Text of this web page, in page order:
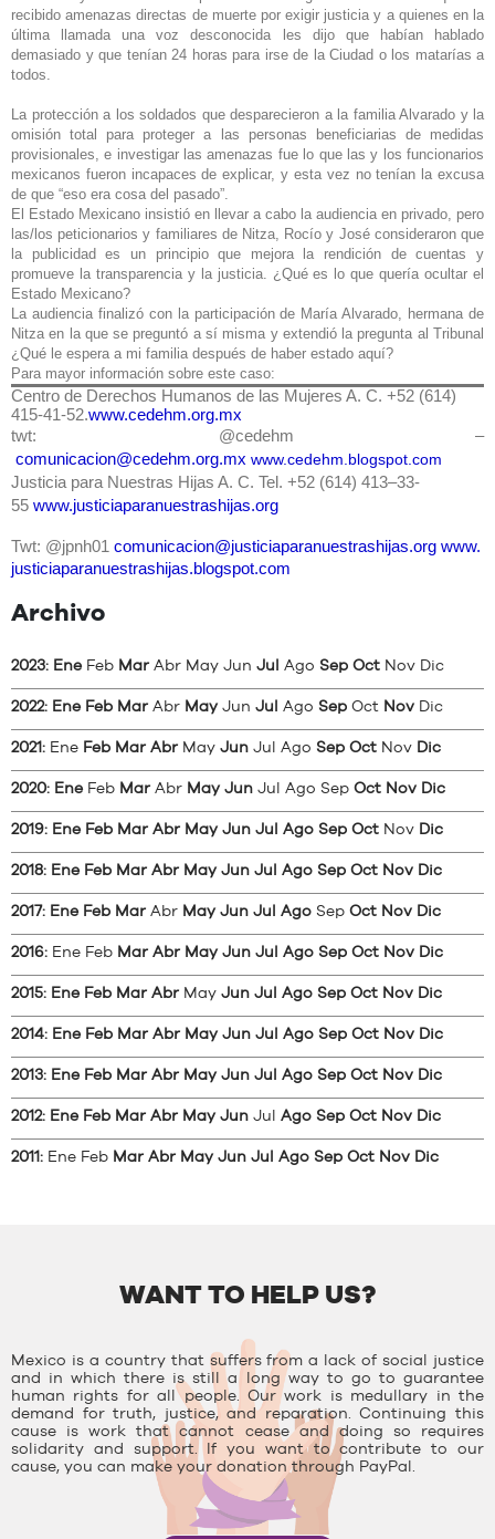
recibido amenazas directas de muerte por exigir justicia y a quienes en la
última llamada una voz desconocida les dijo que habían hablado
demasiado y que tenían 24 horas para irse de la Ciudad o los matarías a
todos.
La protección a los soldados que desparecieron a la familia Alvarado y la
omisión total para proteger a las personas beneficiarias de medidas
provisionales, e investigar las amenazas fue lo que las y los funcionarios
mexicanos fueron incapaces de explicar, y esta vez no tenían la excusa
de que “eso era cosa del pasado”.
El Estado Mexicano insistió en llevar a cabo la audiencia en privado, pero
las/los peticionarios y familiares de Nitza, Rocío y José consideraron que
la publicidad es un principio que mejora la rendición de cuentas y
promueve la transparencia y la justicia. ¿Qué es lo que quería ocultar el
Estado Mexicano?
La audiencia finalizó con la participación de María Alvarado, hermana de
Nitza en la que se preguntó a sí misma y extendió la pregunta al Tribunal
¿Qué le espera a mi familia después de haber estado aquí?
Para mayor información sobre este caso:
Centro de Derechos Humanos de las Mujeres A. C. +52 (614)
415-41-52.www.cedehm.org.mx
twt: @cedehm –
comunicacion@cedehm.org.mx www.cedehm.blogspot.com
Justicia para Nuestras Hijas A. C. Tel. +52 (614) 413–33-
55 www.justiciaparanuestrashijas.org
Twt: @jpnh01 comunicacion@justiciaparanuestrashijas.org www.
justiciaparanuestrashijas.blogspot.com
Archivo
2023: Ene Feb Mar Abr May Jun Jul Ago Sep Oct Nov Dic
2022: Ene Feb Mar Abr May Jun Jul Ago Sep Oct Nov Dic
2021: Ene Feb Mar Abr May Jun Jul Ago Sep Oct Nov Dic
2020: Ene Feb Mar Abr May Jun Jul Ago Sep Oct Nov Dic
2019: Ene Feb Mar Abr May Jun Jul Ago Sep Oct Nov Dic
2018: Ene Feb Mar Abr May Jun Jul Ago Sep Oct Nov Dic
2017: Ene Feb Mar Abr May Jun Jul Ago Sep Oct Nov Dic
2016: Ene Feb Mar Abr May Jun Jul Ago Sep Oct Nov Dic
2015: Ene Feb Mar Abr May Jun Jul Ago Sep Oct Nov Dic
2014: Ene Feb Mar Abr May Jun Jul Ago Sep Oct Nov Dic
2013: Ene Feb Mar Abr May Jun Jul Ago Sep Oct Nov Dic
2012: Ene Feb Mar Abr May Jun Jul Ago Sep Oct Nov Dic
2011: Ene Feb Mar Abr May Jun Jul Ago Sep Oct Nov Dic
WANT TO HELP US?
Mexico is a country that suffers from a lack of social justice
and in which there is still a long way to go to guarantee
human rights for all people. Our work is medullary in the
demand for truth, justice, and reparation. Continuing this
cause is work that cannot cease and doing so requires
solidarity and support. If you want to contribute to our
cause, you can make your donation through PayPal.